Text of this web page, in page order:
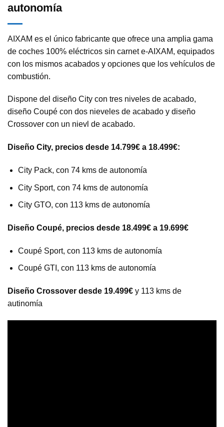
autonomía
AIXAM es el único fabricante que ofrece una amplia gama
de coches 100% eléctricos sin carnet e-AIXAM, equipados
con los mismos acabados y opciones que los vehículos de
combustión.
Dispone del diseño City con tres niveles de acabado,
diseño Coupé con dos nieveles de acabado y diseño
Crossover con un nievl de acabado.
Diseño City, precios desde 14.799€ a 18.499€:
City Pack, con 74 kms de autonomía
City Sport, con 74 kms de autonomía
City GTO, con 113 kms de autonomía
Diseño Coupé, precios desde 18.499€ a 19.699€
Coupé Sport, con 113 kms de autonomía
Coupé GTI, con 113 kms de autonomía
Diseño Crossover desde 19.499€ y 113 kms de
autinomía